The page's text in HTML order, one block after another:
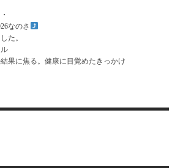
なのさ
た。
果に焦る。健康に目覚めたきっかけ